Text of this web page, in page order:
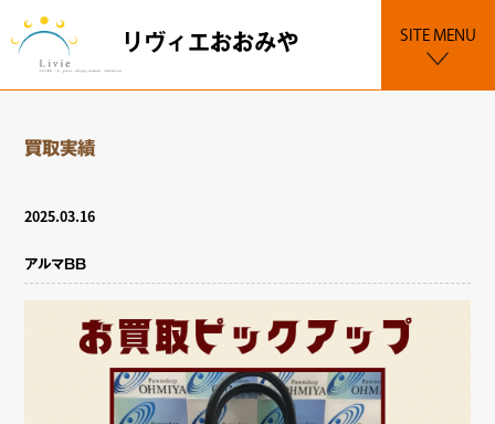
リヴィエおおみや SITE MENU
買取実績
2025.03.16
アルマBB